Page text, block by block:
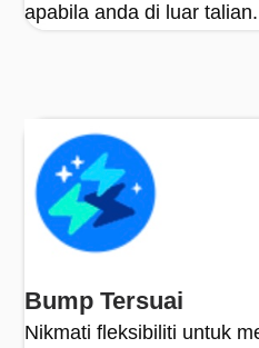
apabila anda di luar talian.
Bump Tersuai
Nikmati fleksibiliti untuk